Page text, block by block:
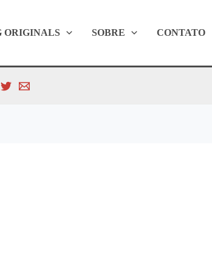
ORIGINALS SOBRE CONTATO